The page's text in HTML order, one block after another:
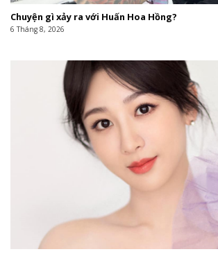
Chuyện gì xảy ra với Huấn Hoa Hồng?
6 Tháng 8, 2026